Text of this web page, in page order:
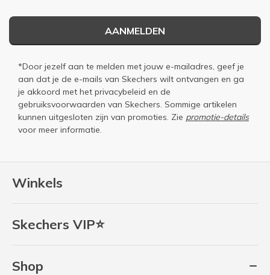
Winkels
Skechers VIP⭐
Shop
AANMELDEN
*Door jezelf aan te melden met jouw e-mailadres, geef je
aan dat je de e-mails van Skechers wilt ontvangen en ga
je akkoord met het privacybeleid en de
gebruiksvoorwaarden van Skechers. Sommige artikelen
kunnen uitgesloten zijn van promoties. Zie promotie-details
voor meer informatie.